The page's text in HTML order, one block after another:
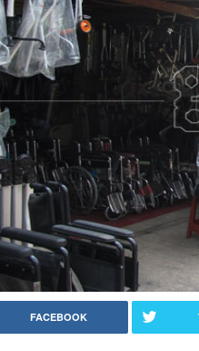
FACEBOOK